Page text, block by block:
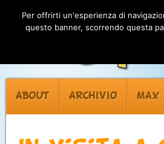
ABOUT ARCHIVIO MAX
Per offrirti un'esperienza di
questo banner, scorrendo questa